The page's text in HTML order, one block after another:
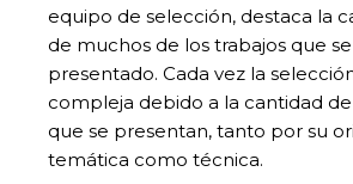
equipo de selección, destaca la
de muchos de los trabajos que
presentado. Cada vez la
compleja debido a la cantidad
que se presentan, tanto por su
temática como técnica.